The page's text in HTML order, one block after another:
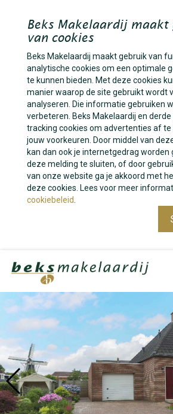
Beks Makelaardij maakt
van cookies
Beks Makelaardij maakt gebruik van
analytische cookies om een optimale
te kunnen bieden. Met deze cookies
manier waarop de site gebruikt wordt
analyseren. Die informatie gebruiken
verbeteren. Beks Makelaardij en
tracking cookies om advertenties af
jouw voorkeuren. Door middel van
kan dan ook je internetgedrag worden
deze melding te sluiten, of door
van onze website ga je akkoord met
deze cookies. Lees voor meer
cookiebeleid